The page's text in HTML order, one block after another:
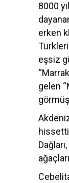
8000
erken
eşsiz
gelen